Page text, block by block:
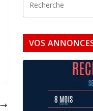
VOS